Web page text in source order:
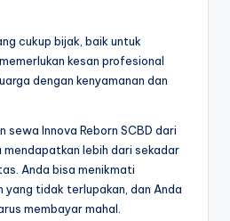
cukup bijak, baik untuk
kesan profesional
dengan kenyamanan dan
sewa Innova Reborn SCBD dari
mendapatkan lebih dari sekadar
Anda bisa menikmati
yang tidak terlupakan, dan Anda
membayar mahal.